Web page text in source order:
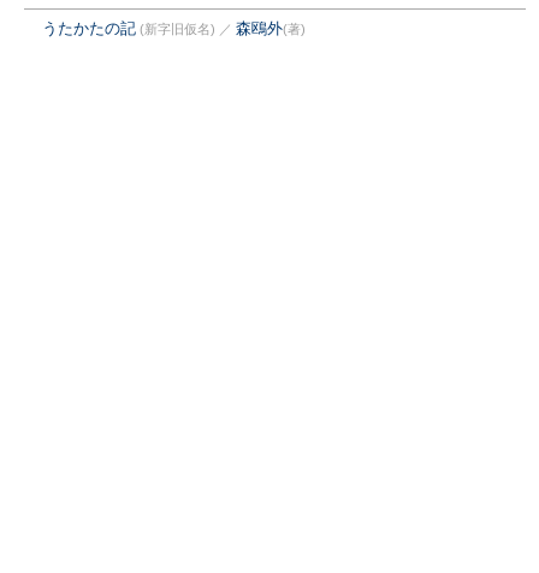
うたかたの記 (新字旧仮名) ／ 森鴎外(著)